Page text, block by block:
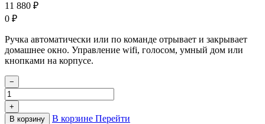
11 880 ₽
0 ₽
Ручка автоматически или по команде отрывает и закрывает
домашнее окно. Управление wifi, голосом, умный дом или
кнопками на корпусе.
−
+
В корзину
В корзине Перейти